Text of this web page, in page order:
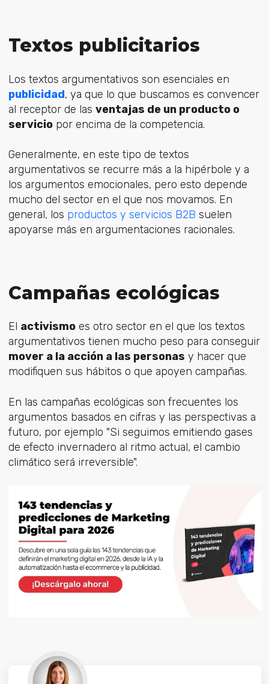
Textos publicitarios
Los textos argumentativos son esenciales en
publicidad, ya que lo que buscamos es convencer
al receptor de las ventajas de un producto o
serviciopor encima de la competencia.
Generalmente, en este tipo de textos
argumentativos se recurre más a la hipérbole y a
los argumentos emocionales, pero esto depende
mucho del sector en el que nos movamos. En
general, los productos y servicios B2B suelen
apoyarse más en argumentaciones racionales.
Campañas ecológicas
El activismoes otro sector en el que los textos
argumentativos tienen mucho peso para conseguir
mover a la acción a las personas y hacer que
modifiquen sus hábitos o que apoyen campañas.
En las campañas ecológicas son frecuentes los
argumentos basados en cifras y las perspectivas a
futuro, por ejemplo "Si seguimos emitiendo gases
de efecto invernadero al ritmo actual, el cambio
climático será irreversible".